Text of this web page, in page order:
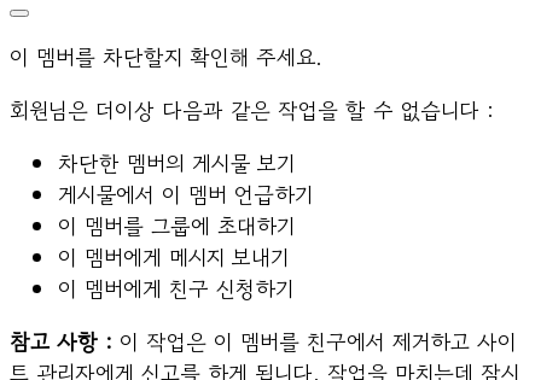
이 멤버를 차단할지 확인해 주세요.
회원님은 더이상 다음과 같은 작업을 할 수 없습니다 :
차단한 멤버의 게시물 보기
게시물에서 이 멤버 언급하기
이 멤버를 그룹에 초대하기
이 멤버에게 메시지 보내기
이 멤버에게 친구 신청하기
참고 사항 : 이 작업은 이 멤버를 친구에서 제거하고 사이
트 관리자에게 신고를 하게 됩니다. 작업을 마치는데 잠시